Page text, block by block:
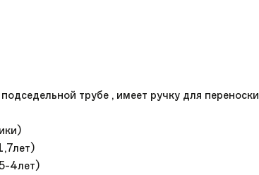
трубе , имеет ручку для переноски
4лет)